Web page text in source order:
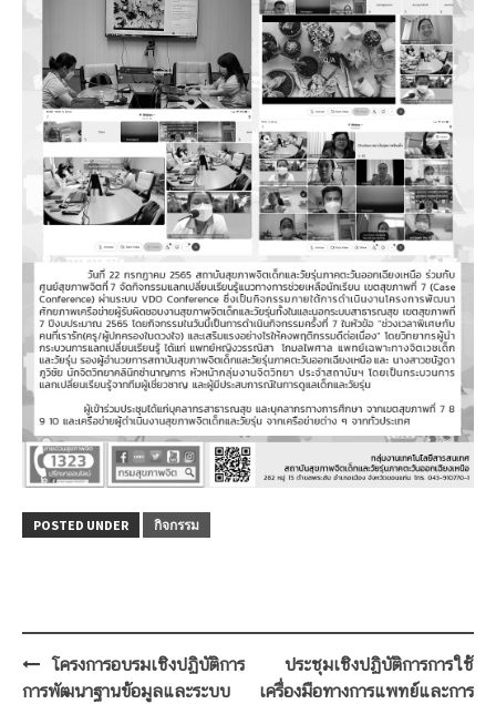
POSTED UNDER กิจกรรม
Post
navigation
โครงการอบรมเชิงปฏิบัติการ
การพัฒนาฐานข้อมูลและระบบ
ประชุมเชิงปฏิบัติการการใช้
เครื่องมือทางการแพทย์และการ